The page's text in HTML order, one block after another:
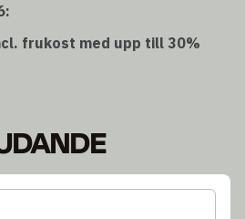
frukost med upp till 30%